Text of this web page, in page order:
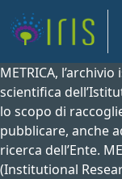
METRICA,
scientifica
lo scopo di
pubblicare, anche
ricerca dell’Ente.
(Institutional